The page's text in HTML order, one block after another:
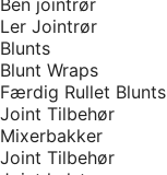
Ben jointrør
Ler Jointrør
Blunts
Blunt Wraps
Færdig Rullet Blunts
Joint Tilbehør
Mixerbakker
Joint Tilbehør